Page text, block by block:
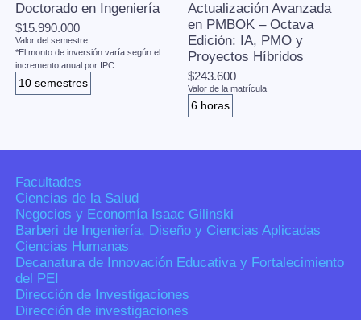
Doctorado en Ingeniería
$15.990.000
Valor del semestre
*El monto de inversión varía según el
incremento anual por IPC
10 semestres
Actualización Avanzada
en PMBOK – Octava
Edición: IA, PMO y
Proyectos Híbridos
$243.600
Valor de la matrícula
6 horas
Facultades
Ciencias de la Salud
Negocios y Economía Isaac Gilinski
Barberi de Ingeniería, Diseño y Ciencias Aplicadas
Ciencias Humanas
Decanatura de Innovación Educativa y Fortalecimiento
del PEI
Dirección de Investigaciones
Dirección de investigaciones